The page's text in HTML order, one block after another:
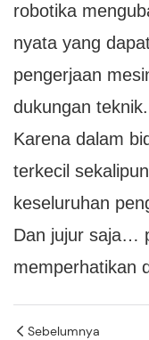
robotika
nyata yang
pengerjaan
dukungan teknik.
Karena dalam
terkecil
keseluruhan
Dan jujur ​​saja…
memperhatikan
Sebelumnya